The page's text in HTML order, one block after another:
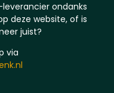
ondanks
deze website, of is
juist?
via